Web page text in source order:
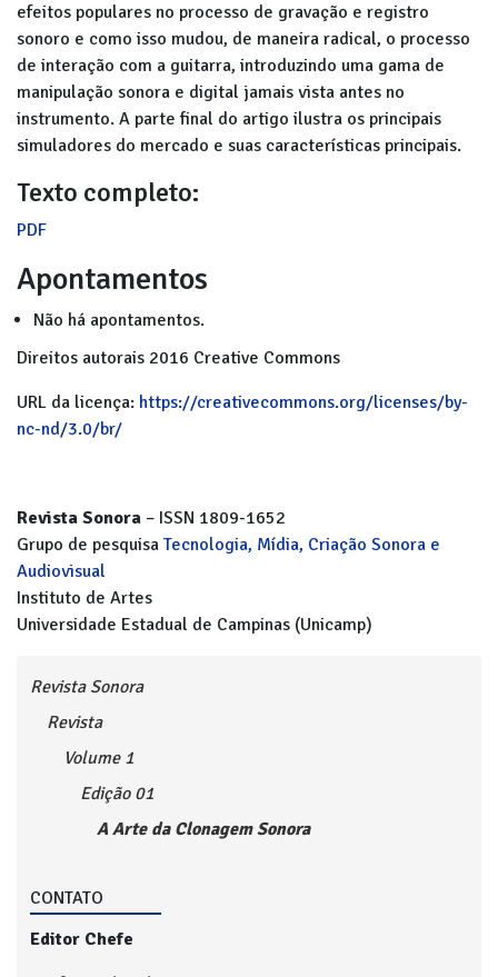
efeitos populares no processo de gravação e registro
sonoro e como isso mudou, de maneira radical, o processo
de interação com a guitarra, introduzindo uma gama de
manipulação sonora e digital jamais vista antes no
instrumento. A parte final do artigo ilustra os principais
simuladores do mercado e suas características principais.
Texto completo:
PDF
Apontamentos
Não há apontamentos.
Direitos autorais 2016 Creative Commons
URL da licença: https://creativecommons.org/licenses/by-
nc-nd/3.0/br/
Revista Sonora – ISSN 1809-1652
Grupo de pesquisa Tecnologia, Mídia, Criação Sonora e
Audiovisual
Instituto de Artes
Universidade Estadual de Campinas (Unicamp)
Revista Sonora
Revista
Volume 1
Edição 01
A Arte da Clonagem Sonora
CONTATO
Editor Chefe